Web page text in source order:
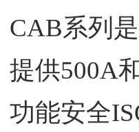
CAB系列
提供500A
功能安全